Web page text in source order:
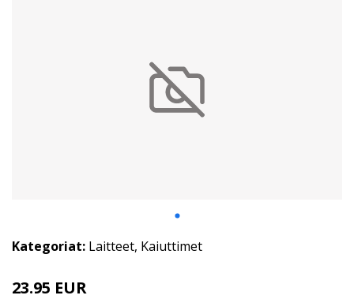
Kategoriat: Laitteet, Kaiuttimet
23.95 EUR